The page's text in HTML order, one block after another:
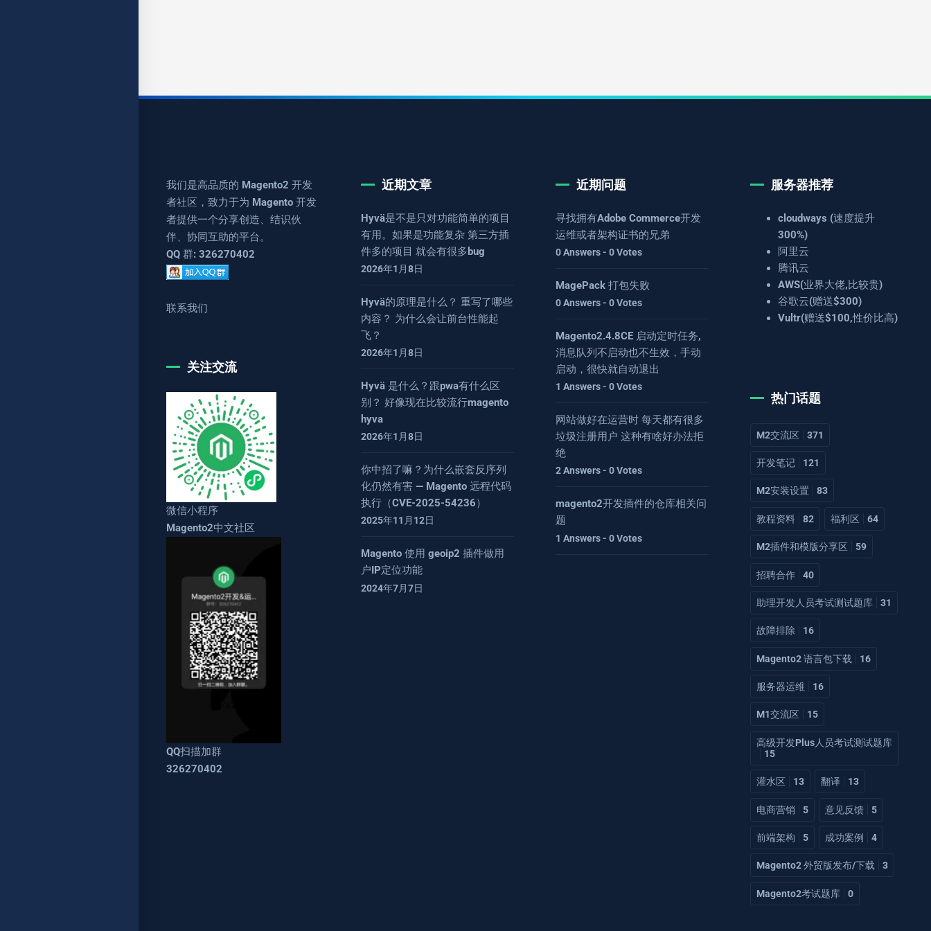
我们是高品质的 Magento2 开发
者社区，致力于为 Magento 开发
者提供一个分享创造、结识伙
伴、协同互助的平台。
QQ 群: 326270402
联系我们
关注交流
微信小程序
Magento2中文社区
QQ扫描加群
326270402
近期文章
Hyvä是不是只对功能简单的项目
有用。如果是功能复杂 第三方插
件多的项目 就会有很多bug
2026年1月8日
Hyvä的原理是什么？ 重写了哪些
内容？ 为什么会让前台性能起
飞？
2026年1月8日
Hyvä 是什么？跟pwa有什么区
别？ 好像现在比较流行magento
hyva
2026年1月8日
你中招了嘛？为什么嵌套反序列
化仍然有害 — Magento 远程代码
执行（CVE-2025-54236）
2025年11月12日
Magento 使用 geoip2 插件做用
户IP定位功能
2024年7月7日
近期问题
寻找拥有Adobe Commerce开发
运维或者架构证书的兄弟
0 Answers - 0 Votes
MagePack 打包失败
0 Answers - 0 Votes
Magento2.4.8CE 启动定时任务,
消息队列不启动也不生效，手动
启动，很快就自动退出
1 Answers - 0 Votes
网站做好在运营时 每天都有很多
垃圾注册用户 这种有啥好办法拒
绝
2 Answers - 0 Votes
magento2开发插件的仓库相关问
题
1 Answers - 0 Votes
服务器推荐
cloudways (速度提升
300%)
阿里云
腾讯云
AWS(业界大佬,比较贵)
谷歌云(赠送$300)
Vultr(赠送$100,性价比高)
热门话题
M2交流区 371
开发笔记 121
M2安装设置 83
教程资料 82 福利区 64
M2插件和模版分享区 59
招聘合作 40
助理开发人员考试测试题库 31
故障排除 16
Magento2 语言包下载 16
服务器运维 16
M1交流区 15
高级开发Plus人员考试测试题库
15
灌水区 13 翻译 13
电商营销 5 意见反馈 5
前端架构 5 成功案例 4
Magento2 外贸版发布/下载 3
Magento2考试题库 0